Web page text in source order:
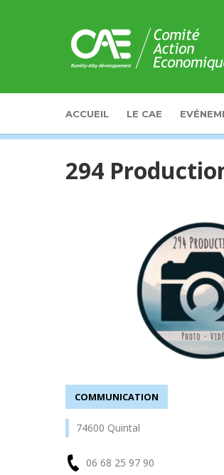
ACCUEIL LE CAE
294
COMMUNICATION
74600 Quintal
06 68 25 97 90